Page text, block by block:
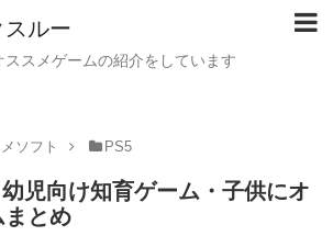
ルー
スメゲームの紹介をしています
ソフト PS5
児向け知育ゲーム・子供にオ
まとめ